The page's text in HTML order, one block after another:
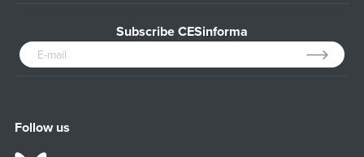
Subscribe CESinforma
Follow us